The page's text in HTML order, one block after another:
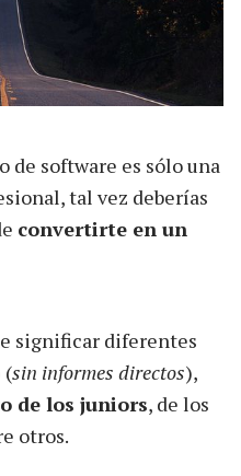
de software es sólo una
tal vez deberías
convertirte en un
significar diferentes
(sin informes directos),
de los juniors, de los
otros.